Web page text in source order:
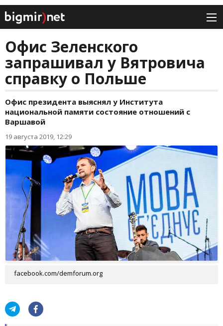
Офис Зеленского
запрашивал у Вятровича
справку о Польше
Офис президента выяснял у Института
национальной памяти состояние отношений с
Варшавой
19 августа 2019, 12:29
facebook.com/demforum.org